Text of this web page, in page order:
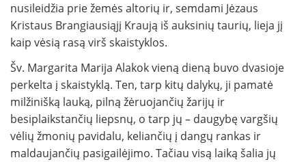
nusileidžia prie žemės altorių ir, semdami Jėzaus
Kristaus Brangiausiąjį Kraują iš auksinių taurių, lieja jį
kaip vėsią rasą virš skaistyklos.
Šv. Margarita Marija Alakok vieną dieną buvo dvasioje
perkelta į skaistyklą. Ten, tarp kitų dalykų, ji pamatė
milžinišką lauką, pilną žėruojančių žarijų ir
besiplaikstančių liepsnų, o tarp jų – daugybę vargšių
vėlių žmonių pavidalu, keliančių į dangų rankas ir
maldaujančių pasigailėjimo. Tačiau visą laiką šalia jų